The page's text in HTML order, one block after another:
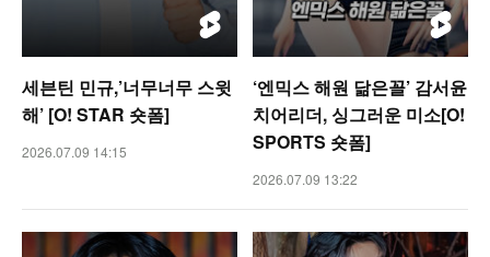
세븐틴 민규,’너무너무 스윗
해’ [O! STAR 숏폼]
2026.07.09 14:15
‘엔믹스 해원 닮은꼴’ 감서윤
치어리더, 싱그러운 미소[O!
SPORTS 숏폼]
2026.07.09 13:22